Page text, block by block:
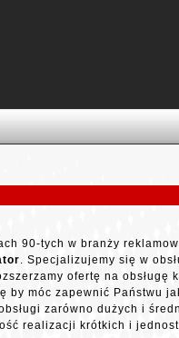
90-tych w branży
. Specjalizujemy się w
ofertę na obsługę
móc zapewnić Państwu
zarówno dużych i
realizacji krótkich i